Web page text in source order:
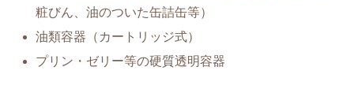
粧びん、油のついた缶詰缶等）
油類容器（カートリッジ式）
プリン・ゼリー等の硬質透明容器